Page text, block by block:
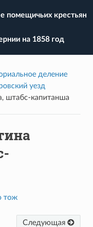
помещичьих крестьян
на 1858 год
деление
уезд
штабс-капитанша
тож
Следующая